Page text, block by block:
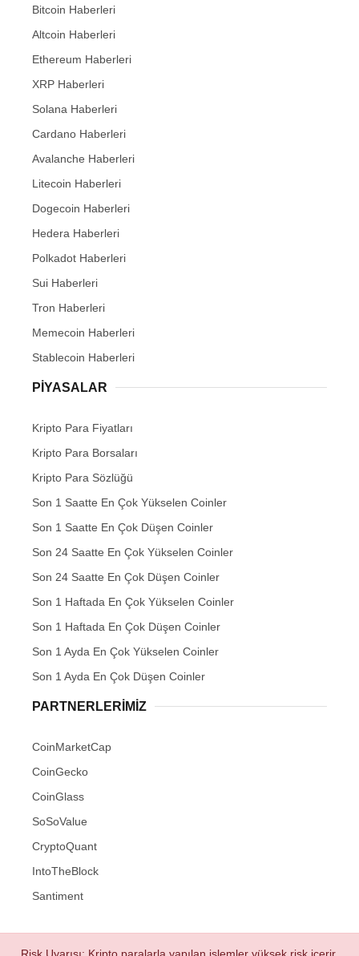
Bitcoin Haberleri
Altcoin Haberleri
Ethereum Haberleri
XRP Haberleri
Solana Haberleri
Cardano Haberleri
Avalanche Haberleri
Litecoin Haberleri
Dogecoin Haberleri
Hedera Haberleri
Polkadot Haberleri
Sui Haberleri
Tron Haberleri
Memecoin Haberleri
Stablecoin Haberleri
PIYASALAR
Kripto Para Fiyatları
Kripto Para Borsaları
Kripto Para Sözlüğü
Son 1 Saatte En Çok Yükselen Coinler
Son 1 Saatte En Çok Düşen Coinler
Son 24 Saatte En Çok Yükselen Coinler
Son 24 Saatte En Çok Düşen Coinler
Son 1 Haftada En Çok Yükselen Coinler
Son 1 Haftada En Çok Düşen Coinler
Son 1 Ayda En Çok Yükselen Coinler
Son 1 Ayda En Çok Düşen Coinler
PARTNERLERIMIZ
CoinMarketCap
CoinGecko
CoinGlass
SoSoValue
CryptoQuant
IntoTheBlock
Santiment